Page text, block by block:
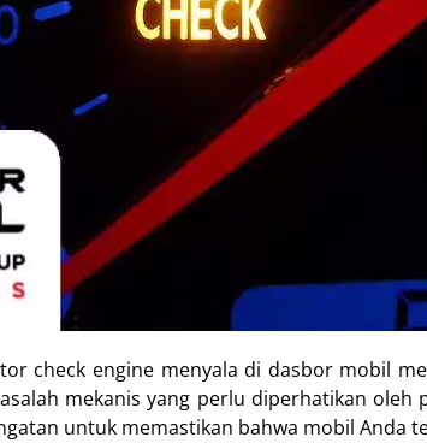
check engine menyala di dasbor mobil
mekanis yang perlu diperhatikan
untuk memastikan bahwa mobil Anda